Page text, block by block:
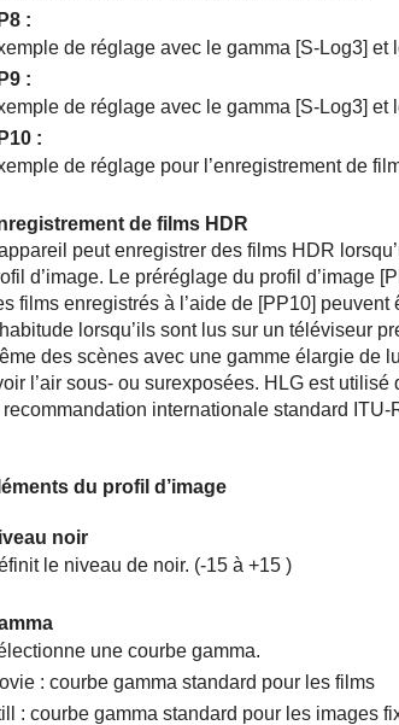
:
de réglage avec le gamma [S-Log3] et
:
de réglage avec le gamma [S-Log3] et
:
de réglage pour l’enregistrement de
de films HDR
peut enregistrer des films HDR
d’image. Le préréglage du profil d’image
films enregistrés à l’aide de [PP10] peuvent
lorsqu’ils sont lus sur un téléviseur
des scènes avec une gamme élargie de
l’air sous- ou surexposées. HLG est
recommandation internationale standard ITU-
du profil d’image
noir
le niveau de noir. (-15 à +15 )
une courbe gamma.
: courbe gamma standard pour les films
: courbe gamma standard pour les images